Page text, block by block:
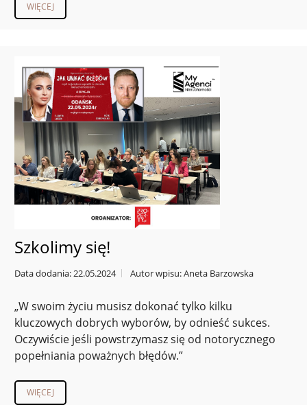
WIĘCEJ
Szkolimy się!
Data dodania: 22.05.2024 Autor wpisu: Aneta Barzowska
„W swoim życiu musisz dokonać tylko kilku
kluczowych dobrych wyborów, by odnieść sukces.
Oczywiście jeśli powstrzymasz się od notorycznego
popełniania poważnych błędów.”
WIĘCEJ